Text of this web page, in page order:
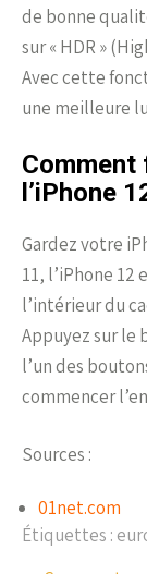
de bonne
sur « HDR »
Avec cette
une meilleure
Comment
l’iPhone
Gardez votre
11, l’iPhone 12
l’intérieur du
Appuyez sur le
l’un des
commencer
Sources :
01net.com
Étiquettes :